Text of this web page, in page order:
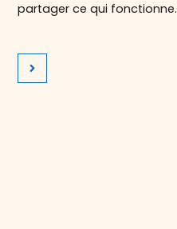
partager ce qui fonctionne.